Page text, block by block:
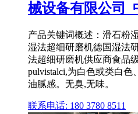
械设备有限公司_
产品关键词概述：滑石粉
湿法超细研磨机德国湿法
法超细研磨机供应商食品
pulvistalci,为白色或类白
油腻感。无臭,无味。
联系电话: 180 3780 8511